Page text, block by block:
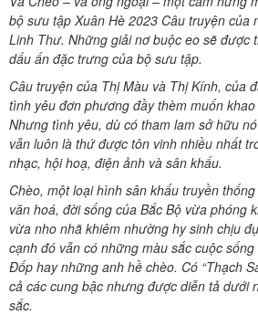
bộ sưu tập Xuân Hè 2023 Câu truyện của
Linh Thư. Những giải nơ buộc eo sẽ được
dấu ấn đặc trưng của bộ sưu tập.
Câu truyện của Thị Màu và Thị Kính, của
tình yêu đơn phương đầy thèm muốn
Nhưng tình yêu, dù có tham lam sở hữu
vẫn luôn là thứ được tôn vinh nhiều nhất
nhạc, hội hoạ, điện ảnh và sân khấu.
Chèo, một loại hình sân khấu truyền
văn hoá, đời sống của Bắc Bộ vừa phóng
vừa nho nhã khiêm nhường hy sinh chịu
cạnh đó vẫn có những màu sắc cuộc
Đốp hay những anh hề chèo. Có “Thạch
cả các cung bậc nhưng được diễn tả dưới
sắc.